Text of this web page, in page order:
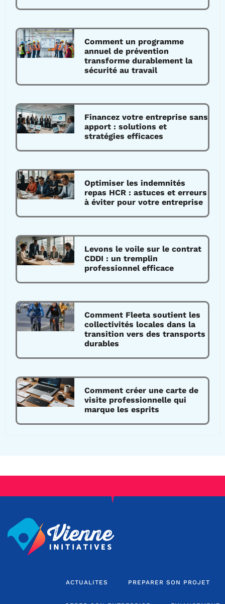
Comment un programme
annuel de prévention
transforme durablement la
sécurité au travail
Financez votre entreprise sans
apport : solutions et
stratégies efficaces
Optimiser les indemnités
repas HCR : astuces et erreurs
à éviter pour votre entreprise
Levons le voile sur le contrat
CDDI : un tremplin
professionnel efficace
Comment Fleeta soutient les
collectivités locales dans la
transition vers des transports
durables
Comment créer une carte de
visite professionnelle qui
marque les esprits
ACTUALITES PREPARER SON PROJET